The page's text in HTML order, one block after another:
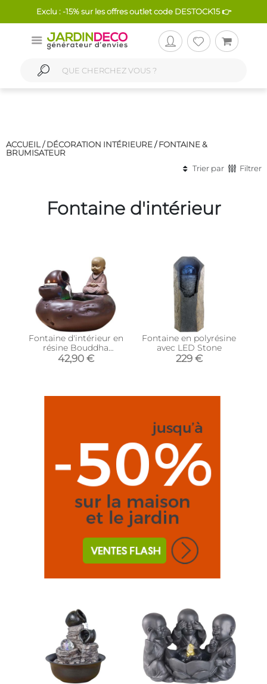
Exclu : -15% sur les offres outlet code DESTOCK15 👉
ACCUEIL / DÉCORATION INTÉRIEURE/FONTAINE &
BRUMISATEUR
Trier par
Filtrer
Fontaine d'intérieur
Fontaine d'intérieur en
résine Bouddha
Médina
42,90 €
Fontaine en polyrésine
avec LED Stone
229 €